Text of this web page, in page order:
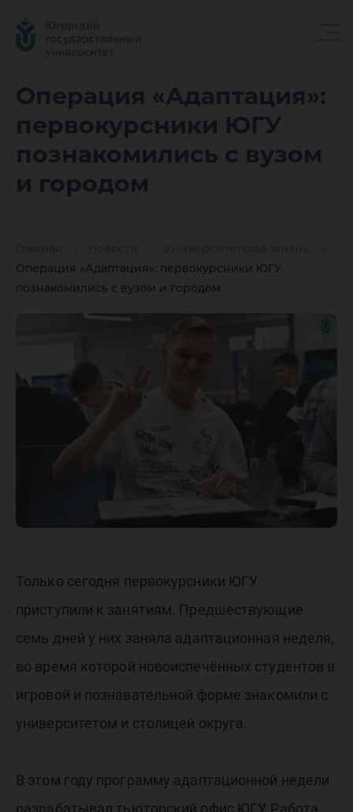
Операция «Адаптация»:
первокурсники ЮГУ
познакомились с вузом
и городом
Операция «Адаптация»: первокурсники ЮГУ
познакомились с вузом и городом
ЮГУ
с вузом
городом
Только сегодня первокурсники ЮГУ
приступили к занятиям. Предшествующие
семь дней у них заняла адаптационная неделя,
во время которой новоиспечённых студентов в
игровой и познавательной форме знакомили с
университетом и столицей округа.
В этом году программу адаптационной недели